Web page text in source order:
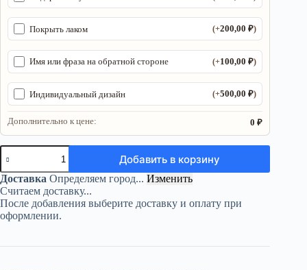
Покрыть лаком (+200,00₽)
Имя или фраза на обратной стороне (+100,00₽)
Индивидуальный дизайн (+500,00₽)
Дополнительно к цене: 0 ₽
Количество
товара
Органайзер
ДнД
«Дракон»
—
дерево
Добавить в корзину
Доставка Определяем город... Изменить
Считаем доставку...
После добавления выберите доставку и оплату при
оформлении.